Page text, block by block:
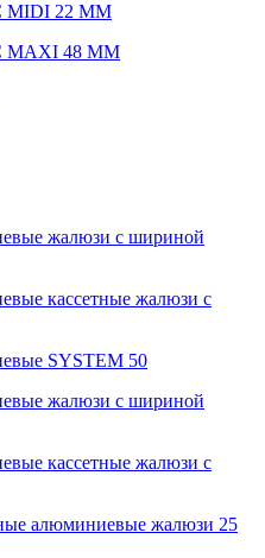
MIDI 22 ММ
MAXI 48 ММ
жалюзи с шириной
кассетные жалюзи с
SYSTEM 50
жалюзи с шириной
кассетные жалюзи с
алюминиевые жалюзи 25